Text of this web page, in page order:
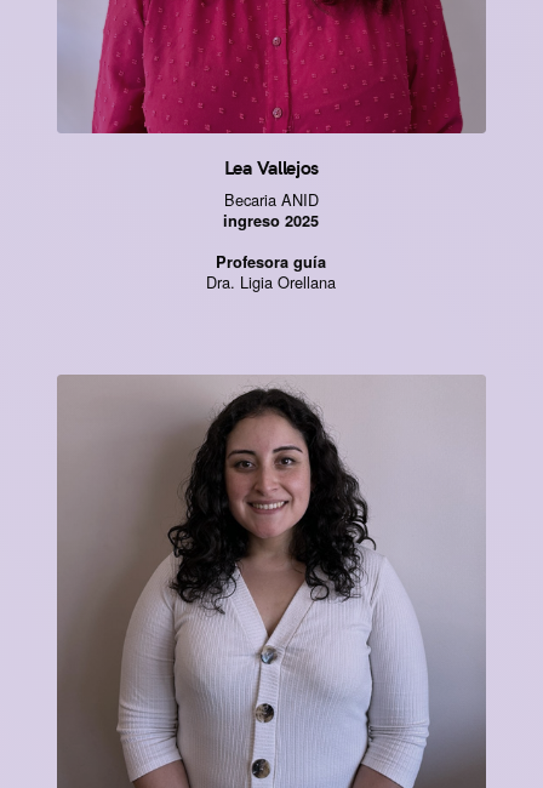
Lea Vallejos
Becaria ANID
ingreso 2025
Profesora guía
Dra. Ligia Orellana